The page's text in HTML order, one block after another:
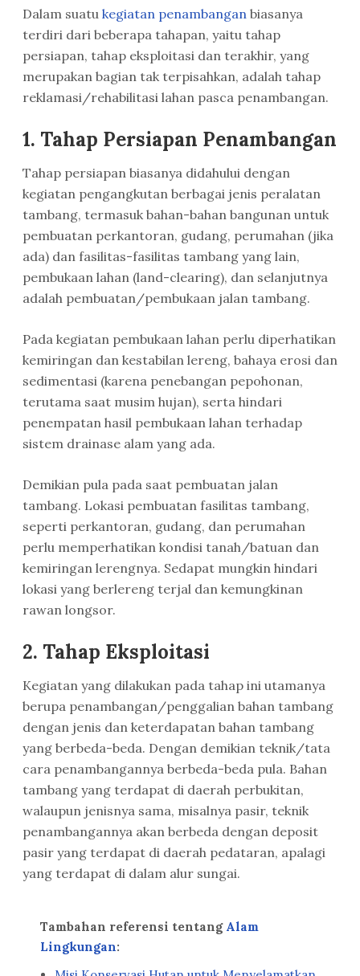
Dalam suatu kegiatan penambangan biasanya
terdiri dari beberapa tahapan, yaitu tahap
persiapan, tahap eksploitasi dan terakhir, yang
merupakan bagian tak terpisahkan, adalah tahap
reklamasi/rehabilitasi lahan pasca penambangan.
1. Tahap Persiapan Penambangan
Tahap persiapan biasanya didahului dengan
kegiatan pengangkutan berbagai jenis peralatan
tambang, termasuk bahan-bahan bangunan untuk
pembuatan perkantoran, gudang, perumahan (jika
ada) dan fasilitas-fasilitas tambang yang lain,
pembukaan lahan (land-clearing), dan selanjutnya
adalah pembuatan/pembukaan jalan tambang.
Pada kegiatan pembukaan lahan perlu diperhatikan
kemiringan dan kestabilan lereng, bahaya erosi dan
sedimentasi (karena penebangan pepohonan,
terutama saat musim hujan), serta hindari
penempatan hasil pembukaan lahan terhadap
sistem drainase alam yang ada.
Demikian pula pada saat pembuatan jalan
tambang. Lokasi pembuatan fasilitas tambang,
seperti perkantoran, gudang, dan perumahan
perlu memperhatikan kondisi tanah/batuan dan
kemiringan lerengnya. Sedapat mungkin hindari
lokasi yang berlereng terjal dan kemungkinan
rawan longsor.
2. Tahap Eksploitasi
Kegiatan yang dilakukan pada tahap ini utamanya
berupa penambangan/penggalian bahan tambang
dengan jenis dan keterdapatan bahan tambang
yang berbeda-beda. Dengan demikian teknik/tata
cara penambangannya berbeda-beda pula. Bahan
tambang yang terdapat di daerah perbukitan,
walaupun jenisnya sama, misalnya pasir, teknik
penambangannya akan berbeda dengan deposit
pasir yang terdapat di daerah pedataran, apalagi
yang terdapat di dalam alur sungai.
Tambahan referensi tentang Alam
Lingkungan: